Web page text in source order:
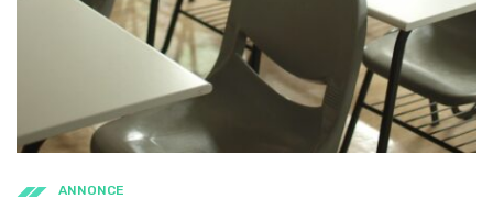
ANNONCE